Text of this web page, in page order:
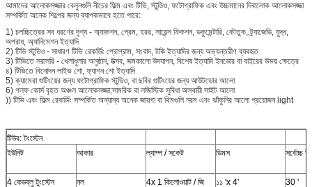
আমাদের আলোকসজ্জার বেলুনগুলি নীচের ফিল্ম এবং টিভি, স্টুডিও, ফটোগ্রাফিক এবং উচ্চমানের দিবালোক আলোকসজ্জা
সম্পর্কিত অনেক শিল্পের জন্য ব্যাপকভাবে হতে পারে:
1) চলচ্চিত্রের সব ধরণের দৃশ্য - অ্যাকশন, প্রেম, হরর, সায়েন্স ফিকশন, ডকুমেন্টারি, কৌতুক, ট্র্যাজেডি, যুদ্ধ,
অপরাধ, অ্যানিমেশন ইত্যাদি
2) টিভি স্টুডিও - সাধারণ টিভি রেকর্ডিং প্রোগ্রাম, সংবাদ, টকি ইত্যাদির জন্য অভ্যন্তরীণ ব্যবহৃত
3) টিভিতে সরাসরি - খেলাধুলার অনুষ্ঠান, উত্সব, জমকালো উদযাপন, বিশেষ ইত্যাদি ইনডোর বা বাইরের উভয় ক্ষেত্রে
৪) টিভিতে বিনোদন লাইভ শো, ফ্যাশন শো ইত্যাদি
5) ক্যামেরা শুটিংয়ের জন্য ফটোগ্রাফিক স্টুডিও, বা ছবির শুটিংয়ের জন্য আউটডোর আলো
6) গল্ফ কোর্স বৃহত অঞ্চল আলোকসজ্জা;সামরিক বা লজিস্টিক সুবিধা অস্থায়ী সাইট আলো
)) টিভি এবং ফিল্ম রেকর্ডিং সম্পর্কিত অন্যান্য অনেক জায়গা বা থিমগুলি নরম এবং ঝাঁকুনির আলো প্রয়োজন light
টিউব: টংস্টেন
ইউনিট
আকার ল্যাম্প / সকেট ডিমস সর্বোচ্চ
4 কেডব্লু টুংস্টেন নল
4x 1 কিলোওয়াট / জি
১১ 'x 4' 30 '